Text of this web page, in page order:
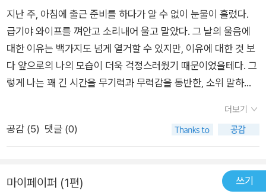
사를 쉬는 것에 대해 죄의식을 느끼고 수치스럽게 생각한다. . 휴
식을 취할 때 죄의식을 느끼는 경향이 있다. . 효율적이고 독창적
인 업무 처리 방식으로 높은 평가를 받으며, 문제 해결 능력도 탁
월하다는 평을 듣는다. . 명예는 당연히 얻어야 하는 것이며 의무
는 당연히 해내야 하는 것으로 여긴다. . 자신이 프로라는 사실을
을 건너기 . 어떤 이들은 잘못된 극약 처방을 사용함으로써 현재
의 상황을 만회하고자 한다. 하지만 그럴수록 번아웃 증후군이 자
으로 늘어난다. 언뜻 보기에는 ‘굿 아이디어’라고 여겨지는 잘못
지난 주, 아침에 출근 준비를 하다가 알 수 없이 눈물이 흘렀다.
급기야 와이프를 껴안고 소리내어 울고 말았다. 그 날의 울음에
대한 이유는 백가지도 넘게 열거할 수 있지만, 이유에 대한 것 보
다 앞으로의 나의 모습이 더욱 걱정스러웠기 때문이었을테다. 그
렇게 나는 꽤 긴 시간을 무기력과 무력감을 동반한, 소위 말하는
하기도 하고, 유치하기도 하지만 기댈 곳이 필요했다. 언제나 답
은 ‘내’가 알고 있다고 말해왔지만, 그래도 누군가의 목소리로 괜
찮다고, 혹은 ‘지금 네 모습이 이래’라고 그대로 말해주는 누군가
가 필요했다. 많은 시간 동안 나는 과거를 말하고 있었고, 나를 아
는 사람들은 ‘내가 가야만 하는 미래’만 이야기해 주었기에, 그냥
더보기
공감 (5) 댓글 (0)
마이페이퍼 (1편) 쓰기